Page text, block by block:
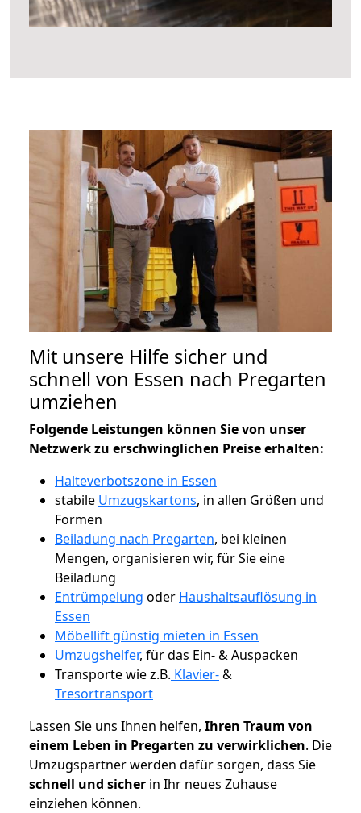
Mit unsere Hilfe sicher und
schnell von Essen nach Pregarten
umziehen
Folgende Leistungen können Sie von unser
Netzwerk zu erschwinglichen Preise erhalten:
Halteverbotszone in Essen
stabile Umzugskartons, in allen Größen und
Formen
Beiladung nach Pregarten, bei kleinen
Mengen, organisieren wir, für Sie eine
Beiladung
Entrümpelung oder Haushaltsauflösung in
Essen
Möbellift günstig mieten in Essen
Umzugshelfer, für das Ein- & Auspacken
Transporte wie z.B. Klavier-&
Tresortransport
Lassen Sie uns Ihnen helfen, Ihren Traum von
einem Leben in Pregarten zu verwirklichen. Die
Umzugspartner werden dafür sorgen, dass Sie
schnell und sicher in Ihr neues Zuhause
einziehen können.